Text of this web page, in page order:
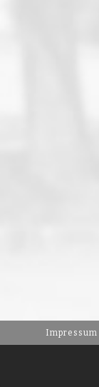
Impressum